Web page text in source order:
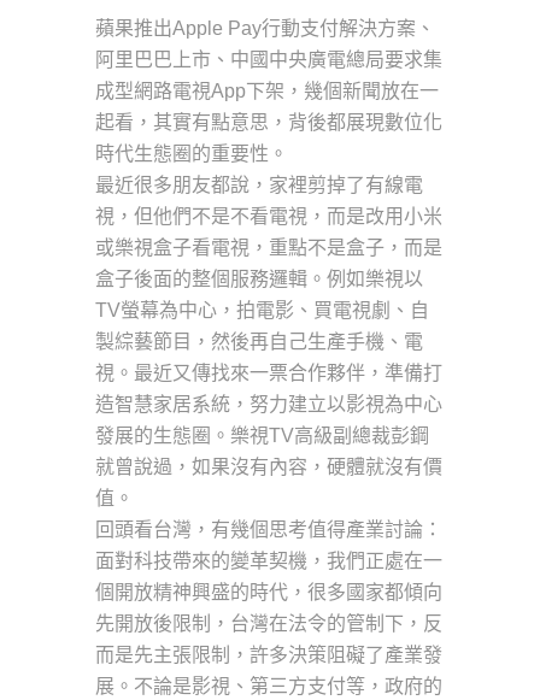
蘋果推出Apple Pay行動支付解決方案、
阿里巴巴上市、中國中央廣電總局要求集
成型網路電視App下架，幾個新聞放在一
起看，其實有點意思，背後都展現數位化
時代生態圈的重要性。
最近很多朋友都說，家裡剪掉了有線電
視，但他們不是不看電視，而是改用小米
或樂視盒子看電視，重點不是盒子，而是
盒子後面的整個服務邏輯。例如樂視以
TV螢幕為中心，拍電影、買電視劇、自
製綜藝節目，然後再自己生產手機、電
視。最近又傳找來一票合作夥伴，準備打
造智慧家居系統，努力建立以影視為中心
發展的生態圈。樂視TV高級副總裁彭鋼
就曾說過，如果沒有內容，硬體就沒有價
值。
回頭看台灣，有幾個思考值得產業討論：
面對科技帶來的變革契機，我們正處在一
個開放精神興盛的時代，很多國家都傾向
先開放後限制，台灣在法令的管制下，反
而是先主張限制，許多決策阻礙了產業發
展。不論是影視、第三方支付等，政府的